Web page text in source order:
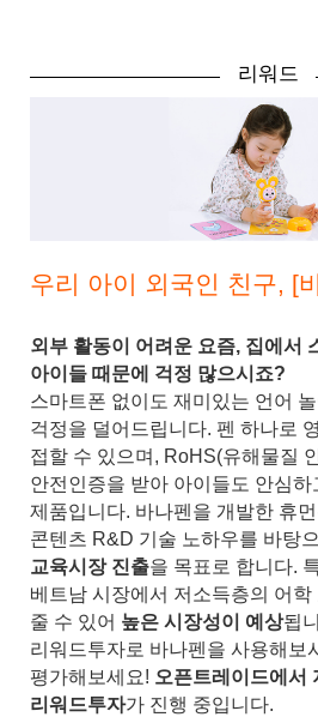
리워드
우리 아이 외국인 친구, [
외부 활동이 어려운 요즘, 집에서
아이들 때문에 걱정 많으시죠?
스마트폰 없이도 재미있는 언어
걱정을 덜어드립니다. 펜 하나로
접할 수 있으며, RoHS(유해물질
안전인증을 받아 아이들도 안심하
제품입니다. 바나펜을 개발한 휴
콘텐츠 R&D 기술 노하우를 바탕
교육시장 진출을 목표로 합니다.
베트남 시장에서 저소득층의 어학
줄 수 있어 높은 시장성이 예상됩
리워드투자로 바나펜을 사용해보
평가해보세요! 오픈트레이드에서
리워드투자가 진행 중입니다.